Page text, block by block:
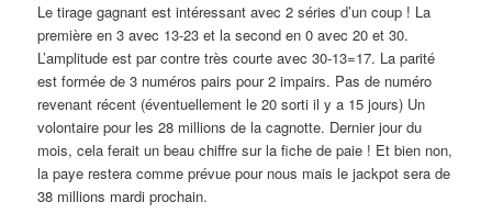
Le tirage gagnant est intéressant avec 2 séries d’un coup ! La
première en 3 avec 13-23 et la second en 0 avec 20 et 30.
L’amplitude est par contre très courte avec 30-13=17. La parité
est formée de 3 numéros pairs pour 2 impairs. Pas de numéro
revenant récent (éventuellement le 20 sorti il y a 15 jours) Un
volontaire pour les 28 millions de la cagnotte. Dernier jour du
mois, cela ferait un beau chiffre sur la fiche de paie ! Et bien non,
la paye restera comme prévue pour nous mais le jackpot sera de
38 millions mardi prochain.